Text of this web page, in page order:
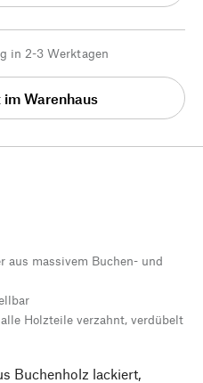
in 2-3 Werktagen
Warenhaus
aus massivem Buchen- und
Holzteile verzahnt, verdübelt
Buchenholz lackiert,